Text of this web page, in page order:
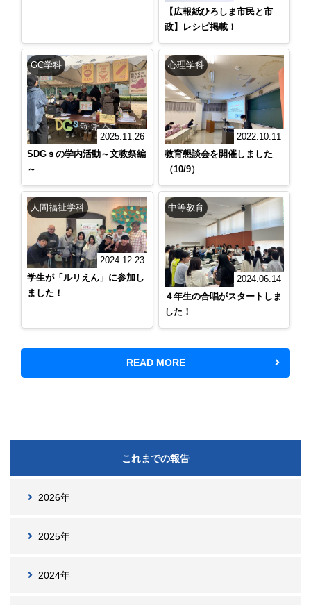
【広報紙ひろしま市民と市
政】レシピ掲載！
GC学科
2025.11.26
SDGｓの学内活動～文教祭編
～
心理学科
2022.10.11
教育懇談会を開催しました
（10/9）
人間福祉学科
2024.12.23
学生が「ルリえん」に参加し
ました！
中等教育
2024.06.14
４年生の合唱がスタートしま
した！
READ MORE
これまでの報告
2026年
2025年
2024年